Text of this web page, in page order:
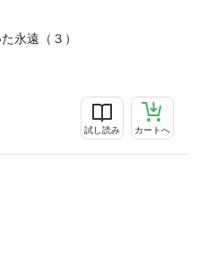
永遠（３）
試し読み カートへ